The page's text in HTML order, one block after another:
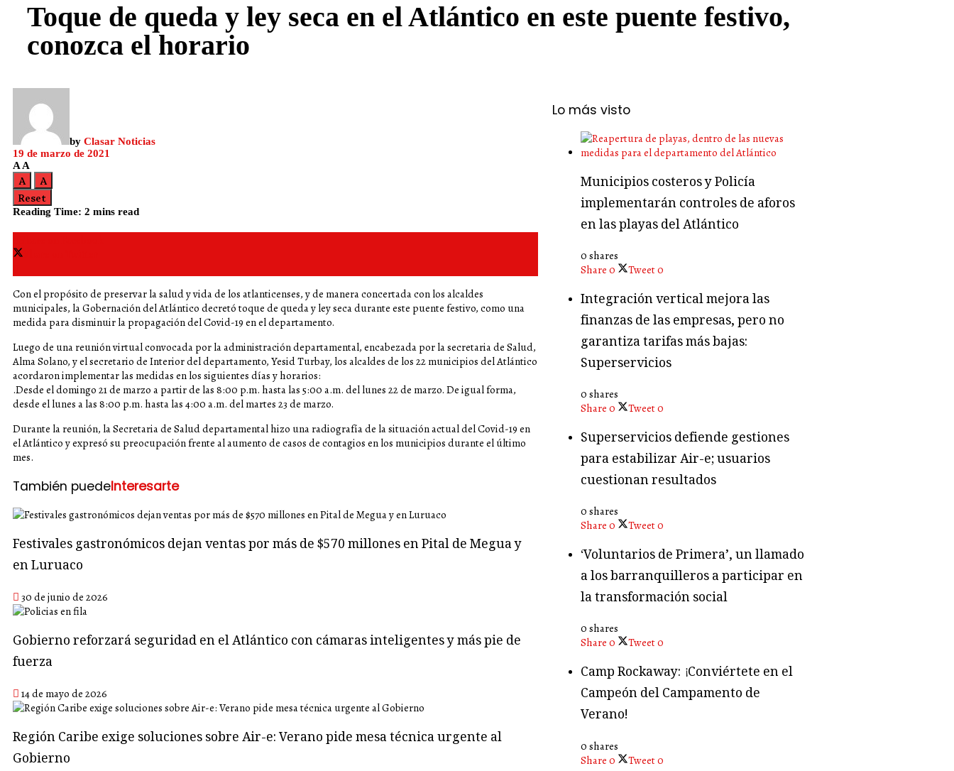
Toque de queda y ley seca en el Atlántico en este puente festivo,
conozca el horario
by Clasar Noticias
19 de marzo de 2021
A A
A
A
Reset
Reading Time: 2 mins read
Con el propósito de preservar la salud y vida de los atlanticenses, y de manera concertada con los alcaldes
municipales, la Gobernación del Atlántico decretó toque de queda y ley seca durante este puente festivo, como una
medida para disminuir la propagación del Covid-19 en el departamento.
Luego de una reunión virtual convocada por la administración departamental, encabezada por la secretaria de Salud,
Alma Solano, y el secretario de Interior del departamento, Yesid Turbay, los alcaldes de los 22 municipios del Atlántico
acordaron implementar las medidas en los siguientes días y horarios:
.Desde el domingo 21 de marzo a partir de las 8:00 p.m. hasta las 5:00 a.m. del lunes 22 de marzo. De igual forma,
desde el lunes a las 8:00 p.m. hasta las 4:00 a.m. del martes 23 de marzo.
Durante la reunión, la Secretaria de Salud departamental hizo una radiografía de la situación actual del Covid-19 en
el Atlántico y expresó su preocupación frente al aumento de casos de contagios en los municipios durante el último
mes.
También puedeInteresarte
Festivales gastronómicos dejan ventas por más de $570 millones en Pital de Megua y
en Luruaco
30 de junio de 2026
Gobierno reforzará seguridad en el Atlántico con cámaras inteligentes y más pie de
fuerza
14 de mayo de 2026
Región Caribe exige soluciones sobre Air-e: Verano pide mesa técnica urgente al
Gobierno
Lo más visto
Municipios costeros y Policía
implementarán controles de aforos
en las playas del Atlántico
0 shares
Share 0 Tweet0
Integración vertical mejora las
finanzas de las empresas, pero no
garantiza tarifas más bajas:
Superservicios
0 shares
Share 0 Tweet0
Superservicios defiende gestiones
para estabilizar Air-e; usuarios
cuestionan resultados
0 shares
Share 0 Tweet0
‘Voluntarios de Primera’, un llamado
a los barranquilleros a participar en
la transformación social
0 shares
Share 0 Tweet0
Camp Rockaway: ¡Conviértete en el
Campeón del Campamento de
Verano!
0 shares
Share 0 Tweet0